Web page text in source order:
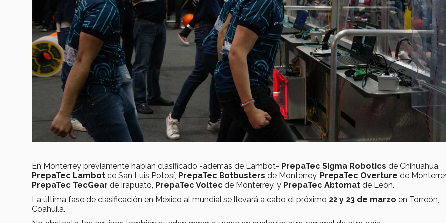
En Monterrey previamente habían clasificado -además de Lambot- PrepaTec Sigma Robotics de Chihuahua,
PrepaTec Lambot de San Luis Potosí, PrepaTec Botbusters de Monterrey, PrepaTec Overture de
PrepaTec TecGear de Irapuato, PrepaTec Voltec de Monterrey, y PrepaTec Abtomat de León.
La última fase de clasificación en México al mundial se llevará a cabo el próximo 22 y 23 de marzo en Torreón,
Coahuila.